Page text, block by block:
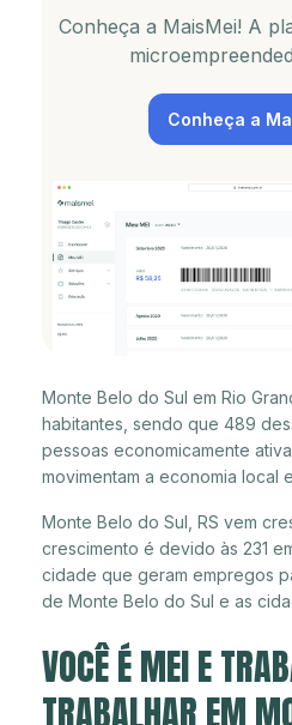
Conheça a MaisMei! A
Conheça a
Monte Belo do Sul em Rio
habitantes, sendo que 489
pessoas economicamente
movimentam a economia local
Monte Belo do Sul, RS vem
crescimento é devido às 231
cidade que geram empregos
de Monte Belo do Sul e as
VOCÊ É MEI E
TRABALHAR EM